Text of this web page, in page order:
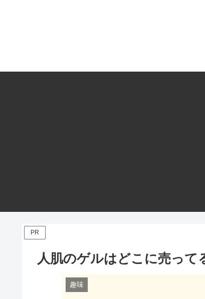
PR
人肌のゲルはどこに売って
趣味